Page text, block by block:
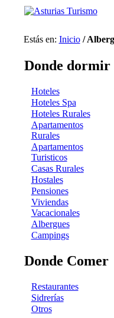
Estás en: Inicio/
Donde dormir
Hoteles
Hoteles Spa
Hoteles Rurales
Apartamentos
Rurales
Apartamentos
Turisticos
Casas Rurales
Hostales
Pensiones
Viviendas
Vacacionales
Albergues
Campings
Donde Comer
Restaurantes
Sidrerías
Otros